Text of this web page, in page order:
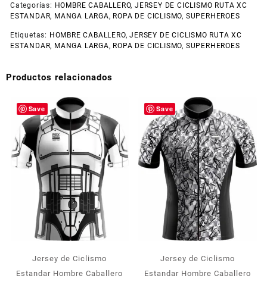
Categorías: HOMBRE CABALLERO,JERSEY DE CICLISMO RUTA XC
ESTANDAR, MANGA LARGA, ROPA DE CICLISMO, SUPERHEROES
Etiquetas: HOMBRE CABALLERO,JERSEY DE CICLISMO RUTA XC
ESTANDAR, MANGA LARGA, ROPA DE CICLISMO, SUPERHEROES
Productos relacionados
Save
Jersey de Ciclismo
Estandar Hombre Caballero
Save
Jersey de Ciclismo
Estandar Hombre Caballero